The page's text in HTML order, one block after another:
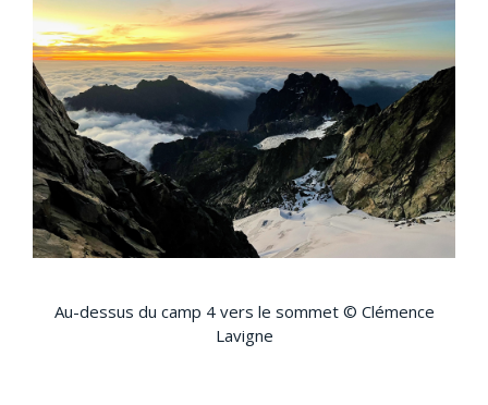
Au-dessus du camp 4 vers le sommet © Clémence
Lavigne